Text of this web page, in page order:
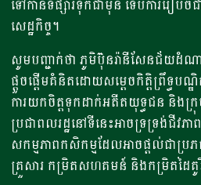
ទៅកាន់ទីផ្សារទុកជាមុន ទើបការរៀប
សេដ្ឋកិច្ច។
សូមបញ្ជាក់ថា ភូមិប៊ុនរ៉ានីសែនជ័យដំណ
ផ្តួចផ្តើម​គំនិតដោយសម្តេចកិត្តិព្រឹទ្ធបណ្
ការយកចិត្តទុកដាក់អតីតយុទ្ធជន​ និងក្រុ
ប្រជាពលរដ្ឋនៅទីនេះអាចទ្រទ្រង់ជីវភាព
សកម្មភាពកសិកម្មដែលអាចផ្តល់ជាប្
គ្រួសារ កម្រិតសហគមន៍ និងកម្រិតដៃ